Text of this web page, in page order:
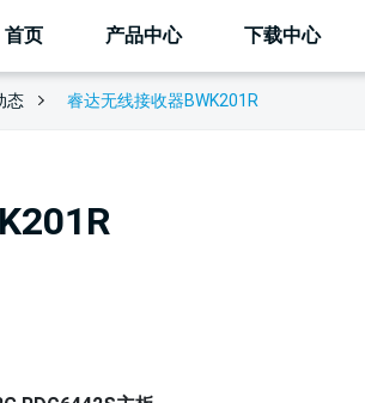
首页 产品中心 下载中心
态 睿达无线接收器BWK201R